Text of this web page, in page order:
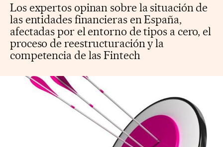
Los expertos opinan sobre la situación de
las entidades financieras en España,
afectadas por el entorno de tipos a cero, el
proceso de reestructuración y la
competencia de las Fintech